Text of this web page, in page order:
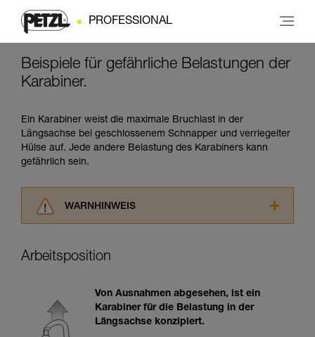
PROFESSIONAL
Beispiele für gefährliche Belastungen der
Karabiner.
Ein Karabiner weist die maximale Bruchlast in der
Längsachse bei geschlossenem Schnapper und verriegelter
Hülse auf. Jede andere Belastung des Karabiners kann
gefährlich sein.
WARNHINWEIS
aufmerksam durch, bevor Sie diesen zu Rate
verstehen zu können, müssen Sie zuerst die in
der Gebrauchsanweisung enthaltenen
Informationen richtig verstanden haben.
Die Beherrschung dieser Techniken setzt eine
Arbeitsposition
Von Ausnahmen abgesehen, ist ein
Karabiner für die Belastung in der
Längsachse konzipiert.